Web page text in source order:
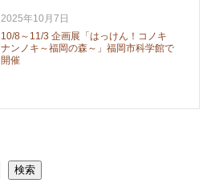
2025年10月7日
10/8～11/3 企画展「はっけん！コノキ
ナンノキ～福岡の森～」福岡市科学館で
開催
検索